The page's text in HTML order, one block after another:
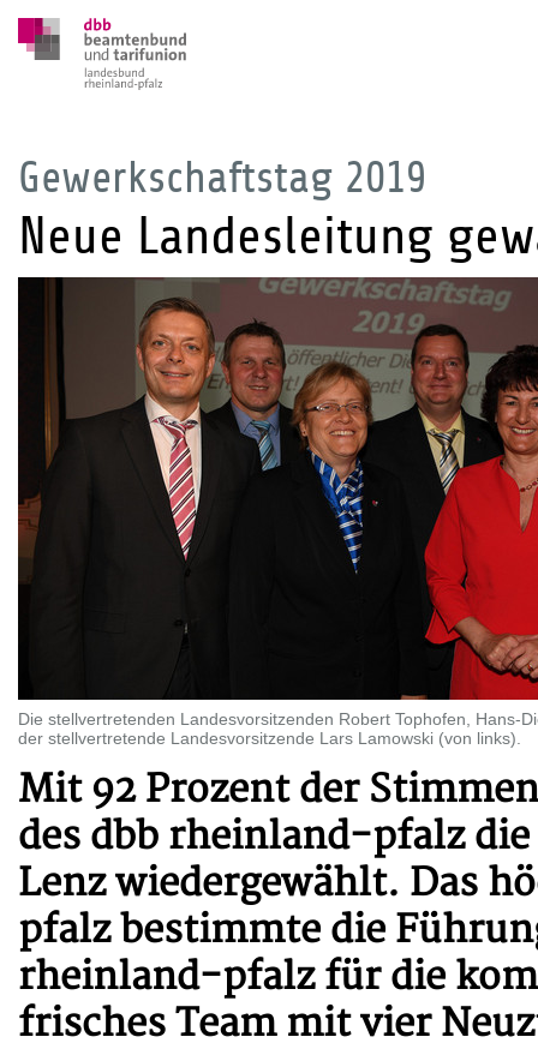
Gewerkschaftstag 2019
Neue Landesleitung
Die stellvertretenden Landesvorsitzenden Robert Tophofen, Hans-
der stellvertretende Landesvorsitzende Lars Lamowski (von links).
Mit 92 Prozent der
des dbb rheinland-pfalz
Lenz wiedergewählt. Das
pfalz bestimmte die
rheinland-pfalz für die
frisches Team mit vier